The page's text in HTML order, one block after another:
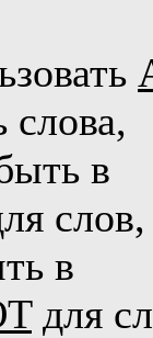
слова,
в
слов,
в
для